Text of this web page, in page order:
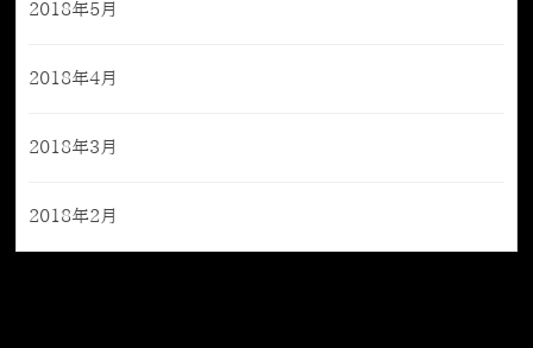
2018年5月
2018年4月
2018年3月
2018年2月